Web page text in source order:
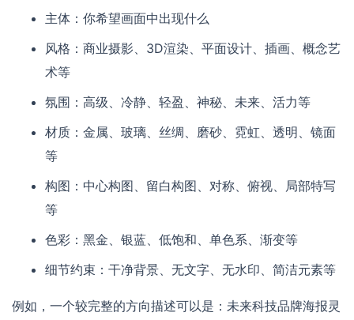
主体：你希望画面中出现什么
风格：商业摄影、3D渲染、平面设计、插画、概念艺
术等
氛围：高级、冷静、轻盈、神秘、未来、活力等
材质：金属、玻璃、丝绸、磨砂、霓虹、透明、镜面
等
构图：中心构图、留白构图、对称、俯视、局部特写
等
色彩：黑金、银蓝、低饱和、单色系、渐变等
细节约束：干净背景、无文字、无水印、简洁元素等
例如，一个较完整的方向描述可以是：未来科技品牌海报灵